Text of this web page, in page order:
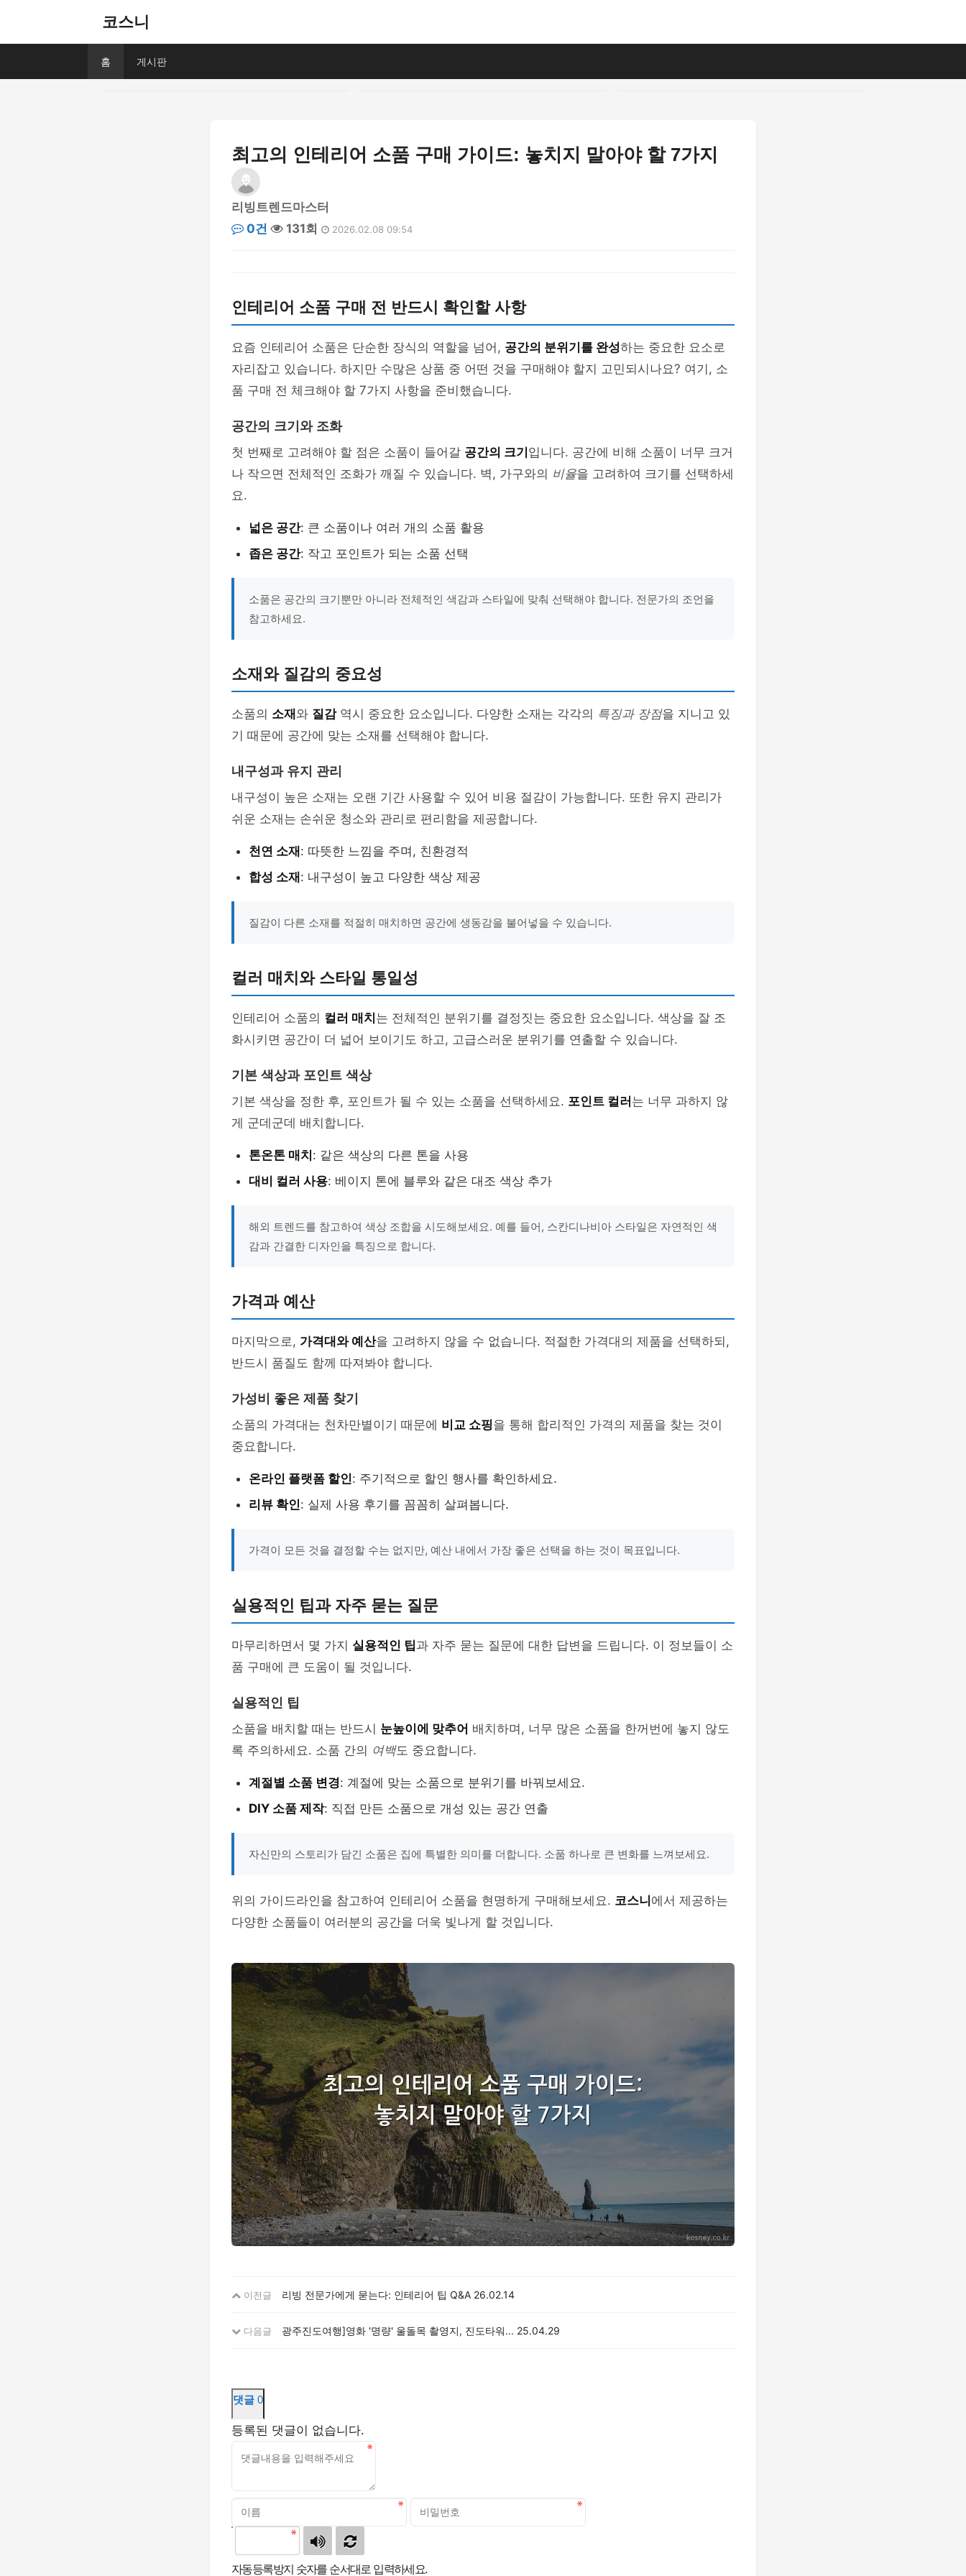
코스니
홈 게시판
최고의 인테리어 소품 구매 가이드: 놓치지 말아야 할 7가지
리빙트렌드마스터
0건
131회 2026.02.08 09:54
인테리어 소품 구매 전 반드시 확인할 사항
요즘 인테리어 소품은 단순한 장식의 역할을 넘어, 공간의 분위기를 완성하는 중요한 요소로
자리잡고 있습니다. 하지만 수많은 상품 중 어떤 것을 구매해야 할지 고민되시나요? 여기, 소
품 구매 전 체크해야 할 7가지 사항을 준비했습니다.
공간의 크기와 조화
첫 번째로 고려해야 할 점은 소품이 들어갈 공간의 크기 입니다. 공간에 비해 소품이 너무 크거
나 작으면 전체적인 조화가 깨질 수 있습니다. 벽, 가구와의 비율을 고려하여 크기를 선택하세
요.
넓은 공간: 큰 소품이나 여러 개의 소품 활용
좁은 공간: 작고 포인트가 되는 소품 선택
소품은 공간의 크기뿐만 아니라 전체적인 색감과 스타일에 맞춰 선택해야 합니다. 전문가의 조언을
참고하세요.
소재와 질감의 중요성
소품의 소재 와 질감역시 중요한 요소입니다. 다양한 소재는 각각의 특징과 장점을 지니고 있
기 때문에 공간에 맞는 소재를 선택해야 합니다.
내구성과 유지 관리
내구성이 높은 소재는 오랜 기간 사용할 수 있어 비용 절감이 가능합니다. 또한 유지 관리가
쉬운 소재는 손쉬운 청소와 관리로 편리함을 제공합니다.
천연 소재 : 따뜻한 느낌을 주며, 친환경적
합성 소재 : 내구성이 높고 다양한 색상 제공
질감이 다른 소재를 적절히 매치하면 공간에 생동감을 불어넣을 수 있습니다.
컬러 매치와 스타일 통일성
인테리어 소품의 컬러 매치 는 전체적인 분위기를 결정짓는 중요한 요소입니다. 색상을 잘 조
화시키면 공간이 더 넓어 보이기도 하고, 고급스러운 분위기를 연출할 수 있습니다.
기본 색상과 포인트 색상
기본 색상을 정한 후, 포인트가 될 수 있는 소품을 선택하세요. 포인트 컬러 는 너무 과하지 않
게 군데군데 배치합니다.
톤온톤 매치 : 같은 색상의 다른 톤을 사용
대비 컬러 사용: 베이지 톤에 블루와 같은 대조 색상 추가
해외 트렌드를 참고하여 색상 조합을 시도해보세요. 예를 들어, 스칸디나비아 스타일은 자연적인 색
감과 간결한 디자인을 특징으로 합니다.
가격과 예산
마지막으로, 가격대와 예산을 고려하지 않을 수 없습니다. 적절한 가격대의 제품을 선택하되,
반드시 품질도 함께 따져봐야 합니다.
가성비 좋은 제품 찾기
소품의 가격대는 천차만별이기 때문에 비교 쇼핑을 통해 합리적인 가격의 제품을 찾는 것이
중요합니다.
온라인 플랫폼 할인: 주기적으로 할인 행사를 확인하세요.
리뷰 확인: 실제 사용 후기를 꼼꼼히 살펴봅니다.
가격이 모든 것을 결정할 수는 없지만, 예산 내에서 가장 좋은 선택을 하는 것이 목표입니다.
실용적인 팁과 자주 묻는 질문
마무리하면서 몇 가지 실용적인 팁과 자주 묻는 질문에 대한 답변을 드립니다. 이 정보들이 소
품 구매에 큰 도움이 될 것입니다.
실용적인 팁
소품을 배치할 때는 반드시 눈높이에 맞추어 배치하며, 너무 많은 소품을 한꺼번에 놓지 않도
록 주의하세요. 소품 간의 여백도 중요합니다.
계절별 소품 변경: 계절에 맞는 소품으로 분위기를 바꿔보세요.
DIY 소품 제작: 직접 만든 소품으로 개성 있는 공간 연출
자신만의 스토리가 담긴 소품은 집에 특별한 의미를 더합니다. 소품 하나로 큰 변화를 느껴보세요.
위의 가이드라인을 참고하여 인테리어 소품을 현명하게 구매해보세요. 코스니 에서 제공하는
다양한 소품들이 여러분의 공간을 더욱 빛나게 할 것입니다.
이전글 리빙 전문가에게 묻는다: 인테리어 팁 Q&A 26.02.14
다음글 광주진도여행]영화 '명량' 울돌목 촬영지, 진도타워... 25.04.29
댓글 0
등록된 댓글이 없습니다.
자동등록방지 숫자를 순서대로 입력하세요.